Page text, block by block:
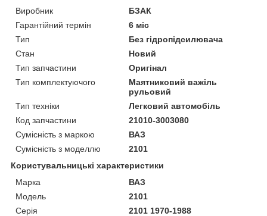
Виробник
БЗАК
Гарантійний термін
6 міс
Тип
Без гідропідсилювача
Стан
Новий
Тип запчастини
Оригінал
Тип комплектуючого
Маятниковий важіль
рульовий
Тип техніки
Легковий автомобіль
Код запчастини
21010-3003080
Сумісність з маркою
ВАЗ
Сумісність з моделлю
2101
Користувальницькі характеристики
Марка
ВАЗ
Модель
2101
Серія
2101 1970-1988